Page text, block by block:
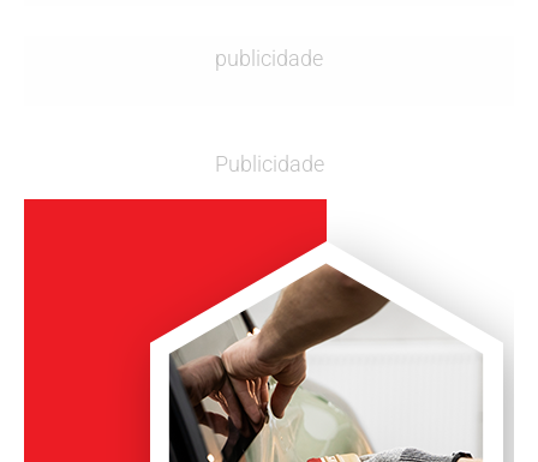
publicidade
Publicidade